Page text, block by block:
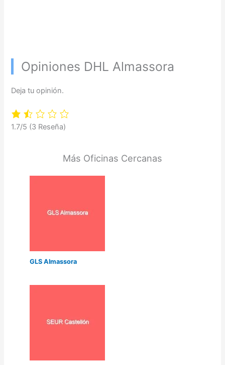
Opiniones DHL Almassora
Deja tu opinión.
1.7/5 (3 Reseña)
Más Oficinas Cercanas
GLS Almassora